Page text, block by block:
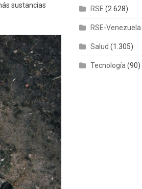
sustancias
RSE (2.628)
RSE-Venezuela
Salud (1.305)
Tecnología (90)